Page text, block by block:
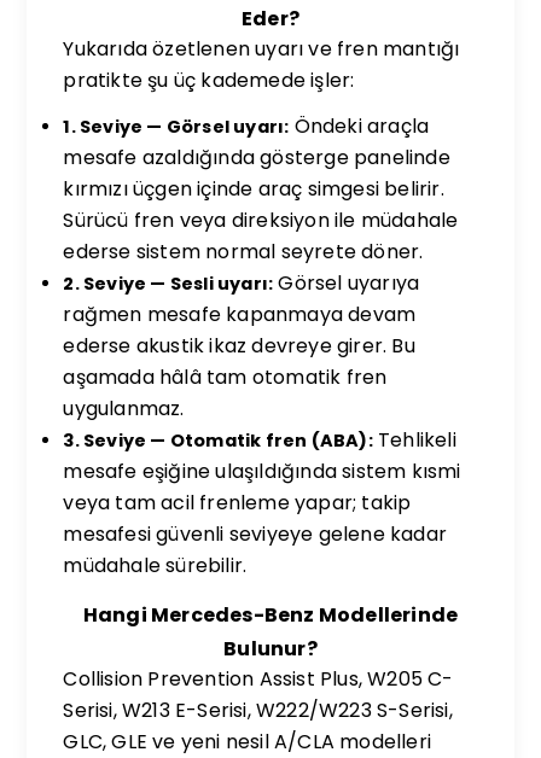
Eder?
Yukarıda özetlenen uyarı ve fren mantığı
pratikte şu üç kademede işler:
1. Seviye — Görsel uyarı: Öndeki araçla
mesafe azaldığında gösterge panelinde
kırmızı üçgen içinde araç simgesi belirir.
Sürücü fren veya direksiyon ile müdahale
ederse sistem normal seyrete döner.
2. Seviye — Sesli uyarı: Görsel uyarıya
rağmen mesafe kapanmaya devam
ederse akustik ikaz devreye girer. Bu
aşamada hâlâ tam otomatik fren
uygulanmaz.
3. Seviye — Otomatik fren (ABA):Tehlikeli
mesafe eşiğine ulaşıldığında sistem kısmi
veya tam acil frenleme yapar; takip
mesafesi güvenli seviyeye gelene kadar
müdahale sürebilir.
Hangi Mercedes-Benz Modellerinde
Bulunur?
Collision Prevention Assist Plus, W205 C-
Serisi, W213 E-Serisi, W222/W223 S-Serisi,
GLC, GLE ve yeni nesil A/CLA modelleri